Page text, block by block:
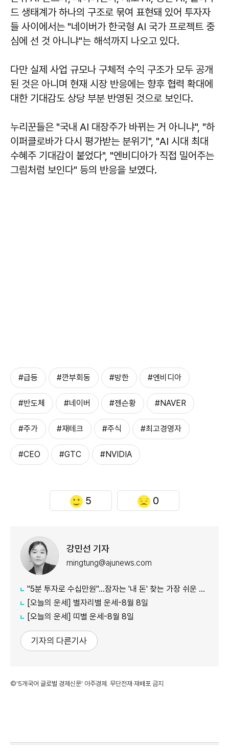
드 생태계가 하나의 구조로 묶여 표현돼 있어 투자자
들 사이에서는 "네이버가 한국형 AI 국가 프로젝트 중
심에 선 것 아니냐"는 해석까지 나오고 있다.
다만 실제 사업 규모나 구체적 수익 구조가 모두 공개
된 것은 아니며 현재 시장 반응에는 향후 협력 확대에
대한 기대감도 상당 부분 반영된 것으로 보인다.
누리꾼들은 "국내 AI 대장주가 바뀌는 거 아니냐", "하
이퍼클로바가 다시 평가받는 분위기", "AI 시대 최대
수혜주 기대감이 붙었다", "엔비디아가 직접 밀어주는
그림처럼 보인다" 등의 반응을 보였다.
#급등 #깐부회동 #방한 #엔비디아
#반도체 #네이버 #젠슨황 #NAVER
#주가 #재테크 #주식 #최고경영자
#CEO #GTC #NVIDIA
5 0
강민선 기자
mingtung@ajunews.com
"5분 투자로 수십만원"…잠자는 '내 돈' 찾는 가장 쉬운 방법
[오늘의 운세] 별자리별 운세-8월 8일
[오늘의 운세] 띠별 운세-8월 8일
기자의 다른기사
©'5개국어 글로벌 경제신문' 아주경제. 무단전재·재배포 금지